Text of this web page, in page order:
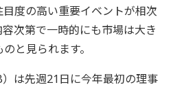
度の高い重要イベントが相次
次第で一時的にも市場は大き
と見られます。
は先週21日に今年最初の理事